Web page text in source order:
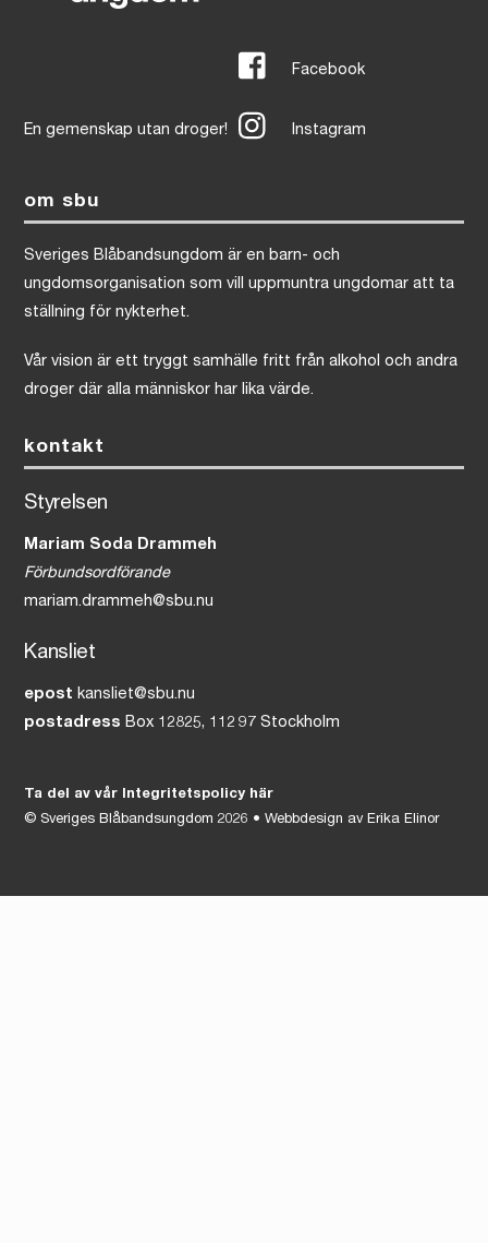
En gemenskap utan droger!
Facebook
Instagram
om sbu
Sveriges Blåbandsungdom är en barn- och
ungdomsorganisation som vill uppmuntra ungdomar att ta
ställning för nykterhet.
Vår vision är ett tryggt samhälle fritt från alkohol och andra
droger där alla människor har lika värde.
kontakt
Styrelsen
Mariam Soda Drammeh
Förbundsordförande
mariam.drammeh@sbu.nu
Kansliet
epostkansliet@sbu.nu
postadress Box 12825, 112 97 Stockholm
Ta del av vår Integritetspolicy här
©Sveriges Blåbandsungdom 2026 • Webbdesign avErika Elinor